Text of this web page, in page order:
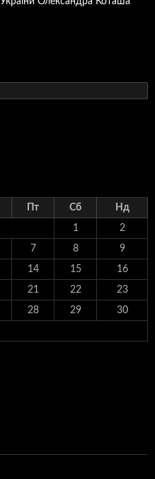
Пт Сб Нд
1 2
7 8 9
14 15 16
21 22 23
28 29 30